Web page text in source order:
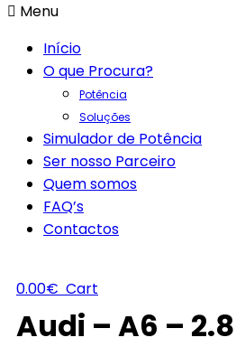
Menu
Início
O que Procura?
Potência
Soluções
Simulador de Potência
Ser nosso Parceiro
Quem somos
FAQ’s
Contactos
0.00€ Cart
Audi – A6 –